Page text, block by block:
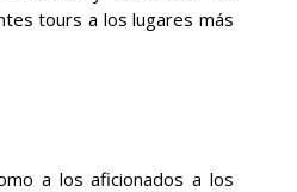
tours a los lugares más
a los aficionados a los